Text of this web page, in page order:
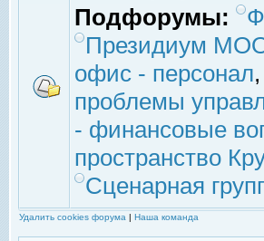
Подфорумы:
Президиум
офис - персонал,
проблемы
- финансовые
пространство
Сценарная
Удалить cookies форума | Наша команда